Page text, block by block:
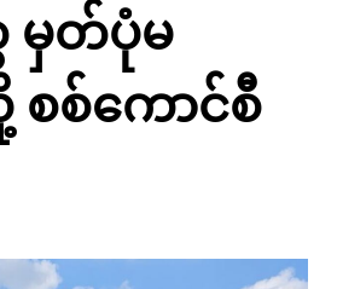
မှတ်ပုံမ
စ်ကောင်စီ